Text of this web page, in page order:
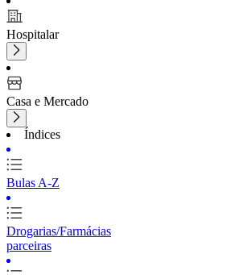
Hospitalar
Casa e Mercado
Índices
Bulas A-Z
Drogarias/Farmácias
parceiras